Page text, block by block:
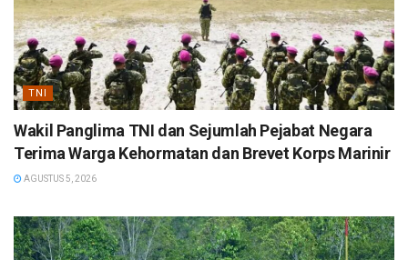
TNI
Wakil Panglima TNI dan Sejumlah Pejabat Negara
Terima Warga Kehormatan dan Brevet Korps Marinir
AGUSTUS 5, 2026